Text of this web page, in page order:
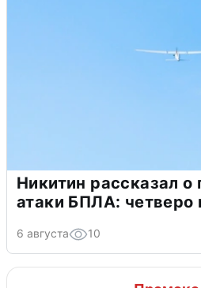
Никитин рассказал о
атаки БПЛА: четверо
6 августа 10